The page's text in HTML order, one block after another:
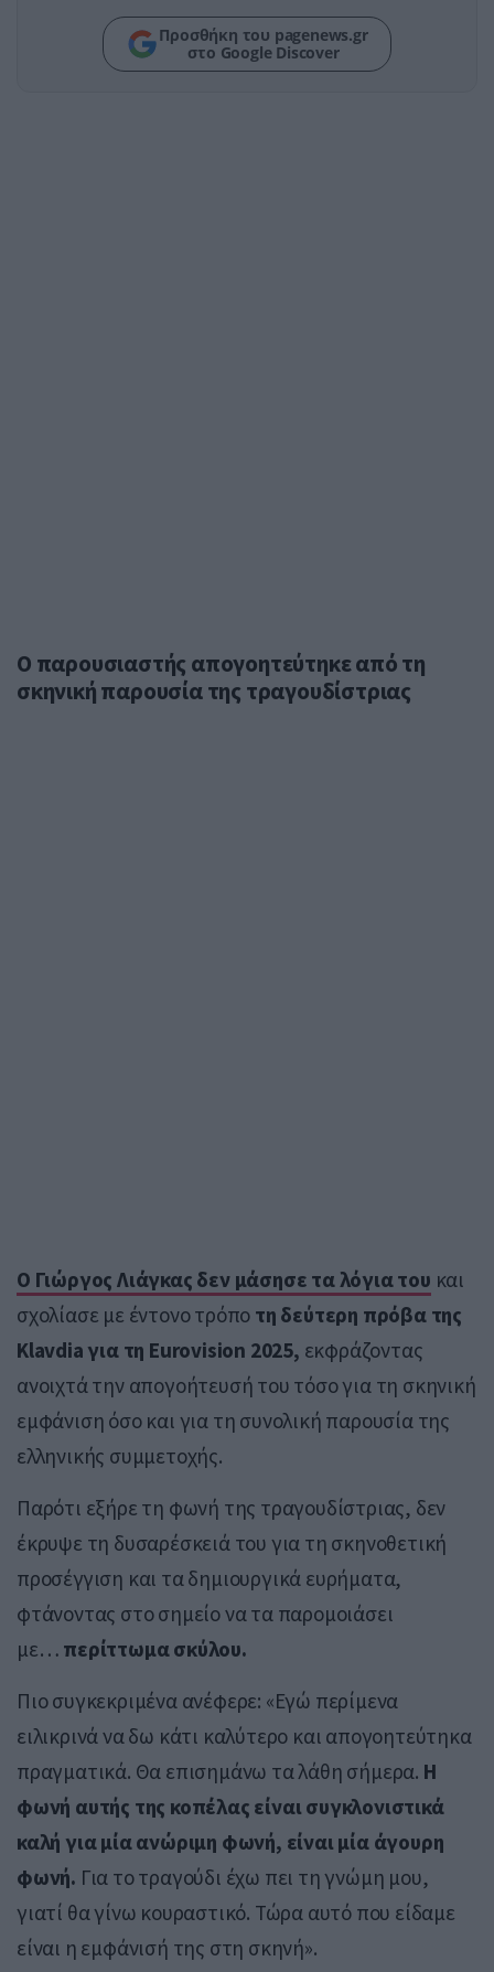
Προσθήκη του pagenews.gr
στο Google Discover
O παρουσιαστής απογοητεύτηκε από τη
σκηνική παρουσία της τραγουδίστριας
Ο Γιώργος Λιάγκας δεν μάσησε τα λόγια του και
σχολίασε με έντονο τρόπο τη δεύτερη πρόβα της
Klavdia για τη Eurovision 2025, εκφράζοντας
ανοιχτά την απογοήτευσή του τόσο για τη σκηνική
εμφάνιση όσο και για τη συνολική παρουσία της
ελληνικής συμμετοχής.
Παρότι εξήρε τη φωνή της τραγουδίστριας, δεν
έκρυψε τη δυσαρέσκειά του για τη σκηνοθετική
προσέγγιση και τα δημιουργικά ευρήματα,
φτάνοντας στο σημείο να τα παρομοιάσει
με… περίττωμα σκύλου.
Πιο συγκεκριμένα ανέφερε: «Εγώ περίμενα
ειλικρινά να δω κάτι καλύτερο και απογοητεύτηκα
πραγματικά. Θα επισημάνω τα λάθη σήμερα. Η
φωνή αυτής της κοπέλας είναι συγκλονιστικά
καλή για μία ανώριμη φωνή, είναι μία άγουρη
φωνή. Για το τραγούδι έχω πει τη γνώμη μου,
γιατί θα γίνω κουραστικό. Τώρα αυτό που είδαμε
είναι η εμφάνισή της στη σκηνή».